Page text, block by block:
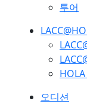
투어
오디션